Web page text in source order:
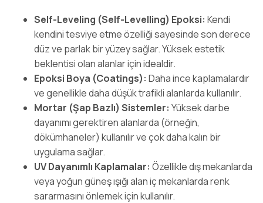
Self-Leveling (Self-Levelling) Epoksi: Kendi
kendini tesviye etme özelliği sayesinde son derece
düz ve parlak bir yüzey sağlar. Yüksek estetik
beklentisi olan alanlar için idealdir.
Epoksi Boya (Coatings): Daha ince kaplamalardır
ve genellikle daha düşük trafikli alanlarda kullanılır.
Mortar (Şap Bazlı) Sistemler: Yüksek darbe
dayanımı gerektiren alanlarda (örneğin,
dökümhaneler) kullanılır ve çok daha kalın bir
uygulama sağlar.
UV Dayanımlı Kaplamalar: Özellikle dış mekanlarda
veya yoğun güneş ışığı alan iç mekanlarda renk
sararmasını önlemek için kullanılır.